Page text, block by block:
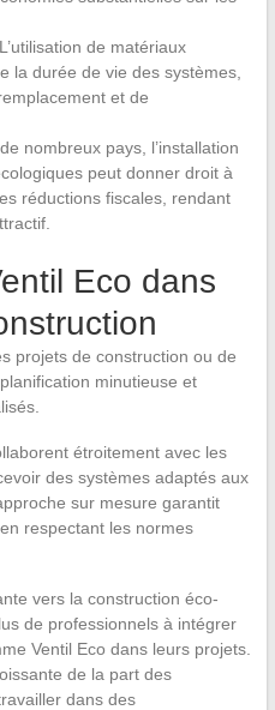
de matériaux
la durée de vie des systèmes,
et de
nombreux pays, l’installation
peut donner droit à
réductions fiscales, rendant
Eco dans
projets de construction ou de
minutieuse et
étroitement avec les
des systèmes adaptés aux
sur mesure garantit
respectant les normes
vers la construction éco-
de professionnels à intégrer
Ventil Eco dans leurs projets.
de la part des
dans des